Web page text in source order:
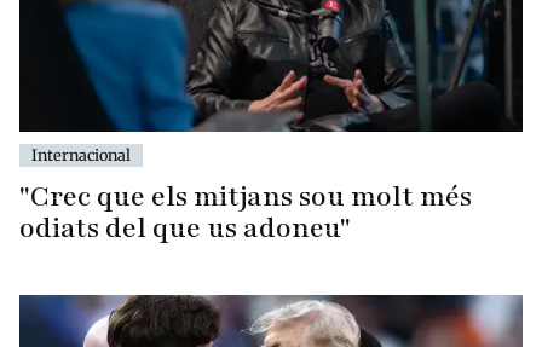
Internacional
"Crec que els mitjans sou molt més
odiats del que us adoneu"